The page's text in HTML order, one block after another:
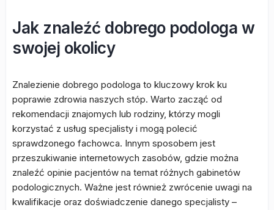
Jak znaleźć dobrego podologa w
swojej okolicy
Znalezienie dobrego podologa to kluczowy krok ku
poprawie zdrowia naszych stóp. Warto zacząć od
rekomendacji znajomych lub rodziny, którzy mogli
korzystać z usług specjalisty i mogą polecić
sprawdzonego fachowca. Innym sposobem jest
przeszukiwanie internetowych zasobów, gdzie można
znaleźć opinie pacjentów na temat różnych gabinetów
podologicznych. Ważne jest również zwrócenie uwagi na
kwalifikacje oraz doświadczenie danego specjalisty –